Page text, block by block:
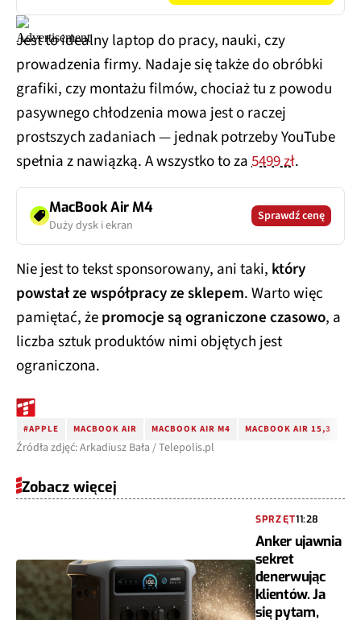
Jest to idealny laptop do pracy, nauki, czy
prowadzenia firmy. Nadaje się także do obróbki
grafiki, czy montażu filmów, chociaż tu z powodu
pasywnego chłodzenia mowa jest o raczej
prostszych zadaniach — jednak potrzeby YouTube
spełnia z nawiązką. A wszystko to za5499 zł.
MacBook Air M4
Duży dysk i ekran
Sprawdź cenę
Nie jest to tekst sponsorowany, ani taki, który
powstał ze współpracy ze sklepem. Warto więc
pamiętać, żepromocje są ograniczone czasowo, a
liczba sztuk produktów nimi objętych jest
ograniczona.
#APPLE MACBOOK AIR MACBOOK AIR M4 MACBOOK AIR 15,3
Źródła zdjęć: Arkadiusz Bała / Telepolis.pl
Zobacz więcej
SPRZĘT11:28
Anker ujawnia
sekret
denerwując
klientów. Ja
się pytam,